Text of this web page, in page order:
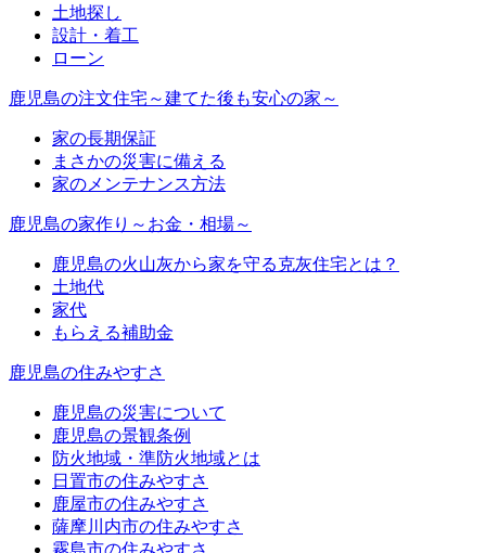
土地探し
設計・着工
ローン
鹿児島の注文住宅～建てた後も安心の家～
家の長期保証
まさかの災害に備える
家のメンテナンス方法
鹿児島の家作り～お金・相場～
鹿児島の火山灰から家を守る克灰住宅とは？
土地代
家代
もらえる補助金
鹿児島の住みやすさ
鹿児島の災害について
鹿児島の景観条例
防火地域・準防火地域とは
日置市の住みやすさ
鹿屋市の住みやすさ
薩摩川内市の住みやすさ
霧島市の住みやすさ